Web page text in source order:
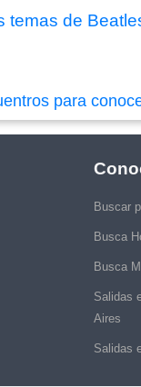
de
para
Buscar
Busca
Busca
Salidas
Aires
Salidas